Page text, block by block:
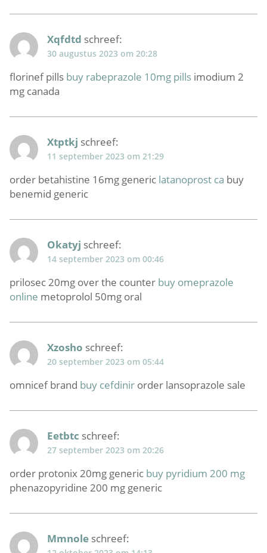
Xqfdtd schreef:
30 augustus 2023 om 20:28
florinef pills buy rabeprazole 10mg pills imodium 2
mg canada
Xtptkj schreef:
11 september 2023 om 21:29
order betahistine 16mg generic latanoprost ca buy
benemid generic
Okatyj schreef:
14 september 2023 om 00:46
prilosec 20mg over the counter buy omeprazole
online metoprolol 50mg oral
Xzosho schreef:
20 september 2023 om 05:44
omnicef brand buy cefdinir order lansoprazole sale
Eetbtc schreef:
27 september 2023 om 20:26
order protonix 20mg generic buy pyridium 200 mg
phenazopyridine 200 mg generic
Mmnole schreef: